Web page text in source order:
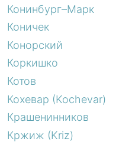
Конинбург–Марк
Коничек
Конорский
Коркишко
Котов
Кохевар (Kochevar)
Крашенинников
Кржиж (Kriz)